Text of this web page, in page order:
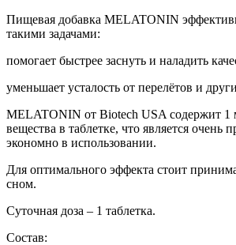
Пищевая добавка MELATONIN
такими задачами:
помогает быстрее заснуть и наладить
уменьшает усталость от перелётов и
MELATONIN от Biotech USA содержит 1
вещества в таблетке, что является очень
экономно в использовании.
Для оптимального эффекта стоит
сном.
Суточная доза – 1 таблетка.
Состав: